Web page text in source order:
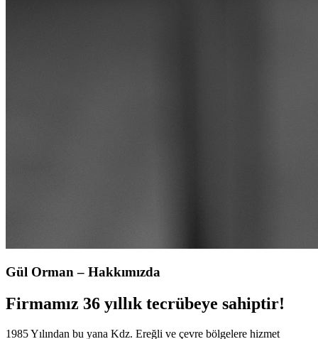
Gül Orman – Hakkımızda
Firmamız 36 yıllık tecrübeye sahiptir!
1985 Yılından bu yana Kdz. Ereğli ve çevre bölgelere hizmet